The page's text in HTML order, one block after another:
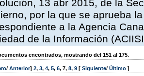
13 abr 2015, de la
por la que se aprueba
a la Agencia
de la Información
encontrados, mostrando del 151 al 175.
/ Anterior] 2, 3, 4, 5, 6, 7, 8, 9 [ Siguiente/ Último ]